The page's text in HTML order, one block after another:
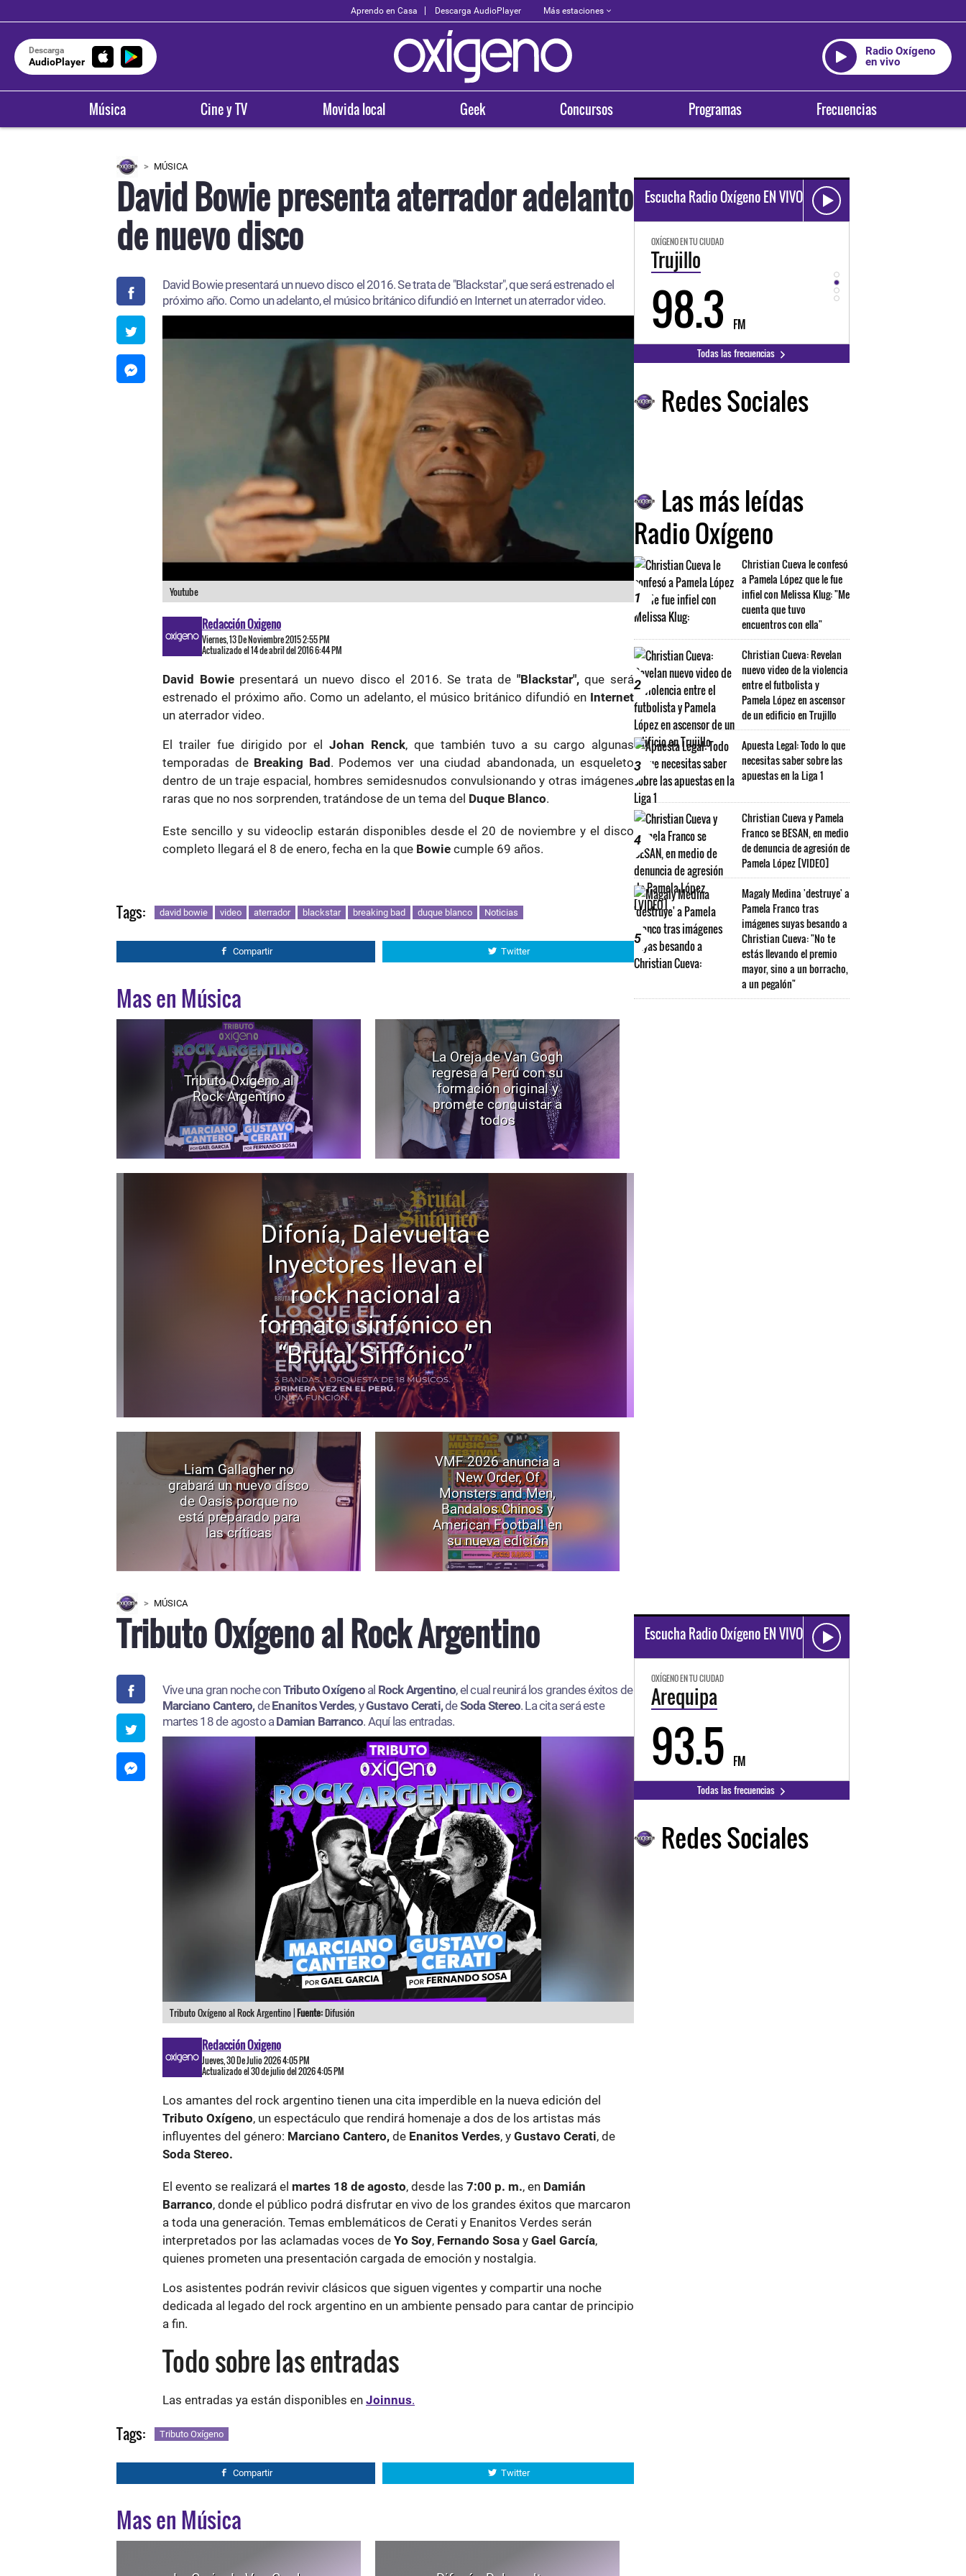
Aprendo en Casa Descarga AudioPlayer Más estaciones
Descarga
AudioPlayer
Radio Oxígeno
en vivo
Música Cine y TV Movida local Geek Concursos Programas Frecuencias
MÚSICA
David Bowie presenta aterrador adelanto
de nuevo disco
David Bowie presentará un nuevo disco el 2016. Se trata de "Blackstar", que será estrenado el
próximo año. Como un adelanto, el músico británico difundió en Internet un aterrador video.
Youtube
Redacción Oxigeno
Viernes, 13 De Noviembre 2015 2:55 PM
Actualizado el 14 de abril del 2016 6:44 PM
David Bowiepresentará un nuevo disco el 2016. Se trata de "Blackstar",que será
estrenado el próximo año. Como un adelanto, el músico británico difundió en Internet
un aterrador video.
El trailer fue dirigido por elJohan Renck, que también tuvo a su cargo algunas
temporadas deBreaking Bad . Podemos ver una ciudad abandonada, un esqueleto
dentro de un traje espacial, hombres semidesnudos convulsionando y otras imágenes
raras que no nos sorprenden, tratándose de un tema del Duque Blanco.
Este sencillo y su videoclip estarán disponibles desde el 20 de noviembre y el disco
completo llegará el 8 de enero, fecha en la que Bowie cumple 69 años.
Tags: david bowie video aterrador blackstar breaking bad duque blanco Noticias
Compartir Twitter
Mas en Música
Tributo Oxígeno al
Rock Argentino
La Oreja de Van Gogh
regresa a Perú con su
formación original y
promete conquistar a
todos
Difonía, Dalevuelta e
Inyectores llevan el
rock nacional a
formato sinfónico en
“Brutal Sinfónico”
Liam Gallagher no
grabará un nuevo disco
de Oasis porque no
está preparado para
las críticas
VMF 2026 anuncia a
New Order, Of
Monsters and Men,
Bandalos Chinos y
American Football en
su nueva edición
Escucha Radio Oxígeno EN VIVO
93.5
OXÍGENO EN TU CIUDAD
Trujillo
98.3 FM 94.3
Todas las frecuencias
Redes Sociales
Las más leídas
Radio Oxígeno
1
Christian Cueva le confesó
a Pamela López que le fue
infiel con Melissa Klug: "Me
cuenta que tuvo
encuentros con ella"
2
Christian Cueva: Revelan
nuevo video de la violencia
entre el futbolista y
Pamela López en ascensor
de un edificio en Trujillo
3
Apuesta Legal: Todo lo que
necesitas saber sobre las
apuestas en la Liga 1
4
Christian Cueva y Pamela
Franco se BESAN, en medio
de denuncia de agresión de
Pamela López [VIDEO]
5
Magaly Medina 'destruye' a
Pamela Franco tras
imágenes suyas besando a
Christian Cueva: "No te
estás llevando el premio
mayor, sino a un borracho,
a un pegalón"
MÚSICA
Tributo Oxígeno al Rock Argentino
Vive una gran noche con Tributo Oxígeno al Rock Argentino
, el cual reunirá los grandes éxitos de
Marciano Cantero,deEnanitos Verdes, y Gustavo Cerati,deSoda Stereo . La cita será este
martes 18 de agosto aDamian Barranco . Aquí las entradas.​
Tributo Oxígeno al Rock Argentino |Fuente:Difusión
Redacción Oxigeno
Jueves, 30 De Julio 2026 4:05 PM
Actualizado el 30 de julio del 2026 4:05 PM
Los amantes del rock argentino tienen una cita imperdible en la nueva edición del
Tributo Oxígeno
, un espectáculo que rendirá homenaje a dos de los artistas más
influyentes del género: Marciano Cantero, de Enanitos Verdes Gustavo Cerati , de
Soda Stereo.
El evento se realizará el martes 18 de agosto , desde las 7:00 p. m.
Damián
Barranco
, donde el público podrá disfrutar en vivo de los grandes éxitos que marcaron
a toda una generación. Temas emblemáticos de Cerati y Enanitos Verdes serán
interpretados por las aclamadas voces de Yo Soy Fernando Sosa Gael García
quienes prometen una presentación cargada de emoción y nostalgia.
Los asistentes podrán revivir clásicos que siguen vigentes y compartir una noche
dedicada al legado del rock argentino en un ambiente pensado para cantar de principio
a fin.
Todo sobre las entradas
Las entradas ya están disponibles en Joinnus
Tags: Tributo Oxígeno
Compartir Twitter
Mas en Música
La Oreja de Van Gogh Difonía, Dalevuelta e
Escucha Radio Oxígeno EN VIVO
OXÍGENO EN TU CIUDAD
Arequipa
93.5 FM
Todas las frecuencias
Redes Sociales